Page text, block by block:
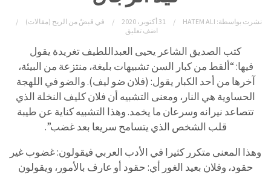
نشرت بواسطة: HATEM ALI 31 أكتوبر، 2020 في قبضٌ من الريح (مقالات)
اضف تعليق
كتب الصديق الشاعر يحيى العبداللطيف تغريدة يقول
فيها:“ألقط من كبار السن تشبيهات بليغة، منتزعة من البيئة،
آخرها من أحد الكبار يقول: (فلان ضو ليف). والضو في اللهجة
الحساوية هي النار، ومعنى التشبيه أن فلان كليف النخلة الذي
تتصاعد نيرانه وسرعان ما يخمد. وهذا التشبيه كناية عن طيبة
قلب الشخص الذي يتسامح سريعا بعد غضب”.
وهذا المعنى متكرر كثيرا في الأدب العربي فيقولون: غضوب غير
حقود، وفلان بعيد الغور أي: حقود أو عارف بالأمور، ويقولون